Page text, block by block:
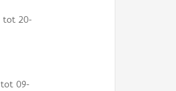
tot 20-
tot 09-